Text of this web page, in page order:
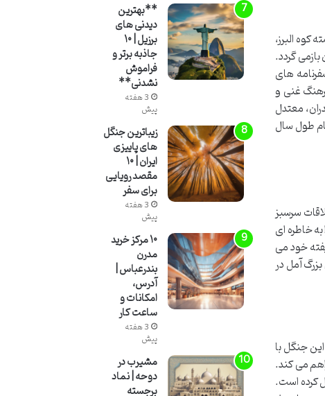
البرز،
گردد.
های
غنی و
معتدل
طول سال
سرسبز
خاطره ای
خود می
آمل در
جنگل با
می کند.
کرده است.
**بهترین
دیدنی های
برزیل | ۱۰
جاذبه برتر و
فراموش
نشدنی**
3 هفته
پیش
زیباترین جنگل
های پاییزی
ایران | ۱۰
مقصد رویایی
برای سفر
3 هفته
پیش
۱۰ مرکز خرید
مدرن
بندرعباس |
آدرس،
امکانات و
ساعت کار
3 هفته
پیش
مشیرب در
دوحه | نماد
برجسته